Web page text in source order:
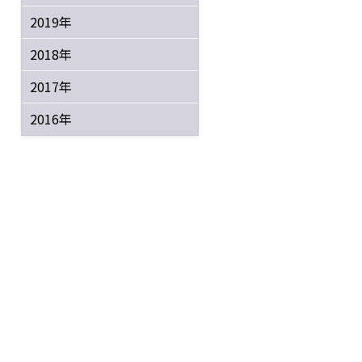
2019年
2018年
2017年
2016年